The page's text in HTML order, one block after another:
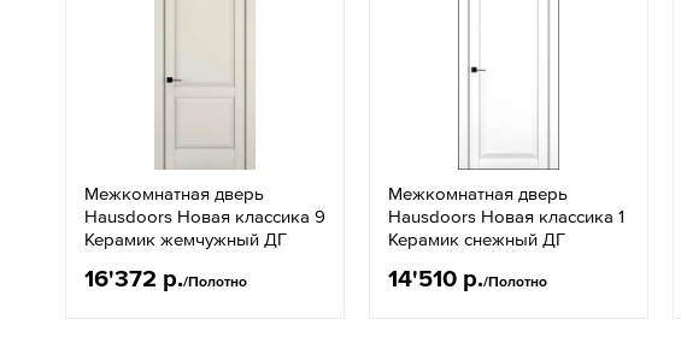
Межкомнатная дверь
Hausdoors Новая классика 9
Керамик жемчужный ДГ
16'372 р./Полотно
Межкомнатная дверь
Hausdoors Новая классика 1
Керамик снежный ДГ
14'510 р./Полотно